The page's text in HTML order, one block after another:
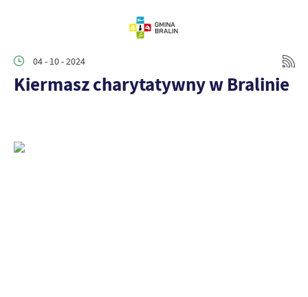
04 - 10 - 2024
Kiermasz charytatywny w Bralinie